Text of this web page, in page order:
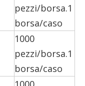
pezzi/borsa.1
borsa/caso
1000
pezzi/borsa.1
borsa/caso